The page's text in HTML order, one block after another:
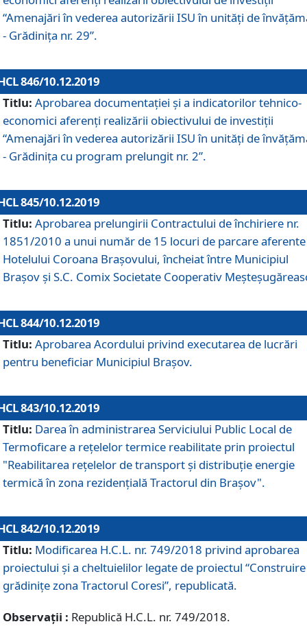
“Amenajări în vederea autorizării ISU în unități de
- Grădinița nr. 29”.
846/10.12.2019
Titlu: Aprobarea documentației și a indicatorilor tehnico-
economici aferenți realizării obiectivului de investiții
“Amenajări în vederea autorizării ISU în unități de
- Grădinița cu program prelungit nr. 2”.
845/10.12.2019
Titlu: Aprobarea prelungirii Contractului de închiriere nr.
1851/2010 a unui număr de 15 locuri de parcare aferente
Hotelului Coroana Brașovului, încheiat între Municipiul
Braşov şi S.C. Comix Societate Cooperativ
844/10.12.2019
Titlu: Aprobarea Acordului privind executarea de lucrări
pentru beneficiar Municipiul Brașov.
843/10.12.2019
Titlu: Darea în administrarea Serviciului Public Local de
Termoficare a rețelelor termice reabilitate prin proiectul
"Reabilitarea reţelelor de transport şi distribuţie energie
termică în zona rezidenţială Tractorul din Braşov".
842/10.12.2019
Titlu: Modificarea H.C.L. nr. 749/2018 privind aprobarea
proiectului și a cheltuielilor legate de proiectul “Construire
grădinițe zona Tractorul Coresi”, republicată.
Observații : Republică H.C.L. nr. 749/2018.